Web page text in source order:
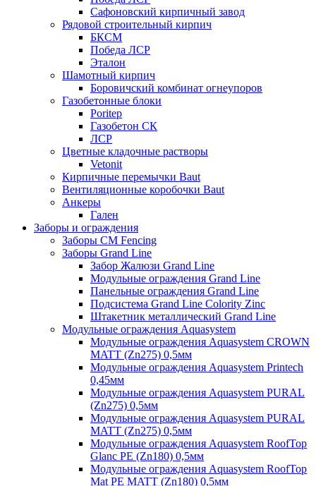
Сафоновский кирпичный завод
Рядовой строительный кирпич
БКСМ
Победа ЛСР
Эталон
Шамотный кирпич
Боровичский комбинат огнеупоров
Газобетонные блоки
Poritep
Газобетон СК
ЛСР
Цветные кладочные растворы
Vetonit
Кирпичные перемычки Baut
Вентиляционные коробочки Baut
Анкеры
Гален
Заборы и ограждения
Заборы CM Fencing
Заборы Grand Line
Забор Жалюзи Grand Line
Модульные ограждения Grand Line
Панельные ограждения Grand Line
Подсистема Grand Line Colority Zinc
Штакетник металлический Grand Line
Модульные ограждения Aquasystem
Модульные ограждения Aquasystem CROWN
MATT (Zn275) 0,5мм
Модульные ограждения Aquasystem Printech
0,45мм
Модульные ограждения Aquasystem PURAL
(Zn275) 0,5мм
Модульные ограждения Aquasystem PURAL
MATT (Zn275) 0,5мм
Модульные ограждения Aquasystem RoofTop
Glanc PE (Zn180) 0,5мм
Модульные ограждения Aquasystem RoofTop
Mat PE MATT (Zn180) 0,5мм